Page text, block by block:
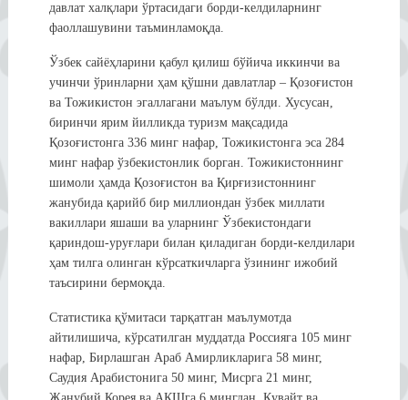
давлат халқлари ўртасидаги борди-келдиларнинг
фаоллашувини таъминламоқда.
Ўзбек сайёҳларини қабул қилиш бўйича иккинчи ва
учинчи ўринларни ҳам қўшни давлатлар – Қозоғистон
ва Тожикистон эгаллагани маълум бўлди. Хусусан,
биринчи ярим йилликда туризм мақсадида
Қозоғистонга 336 минг нафар, Тожикистонга эса 284
минг нафар ўзбекистонлик борган. Тожикистоннинг
шимоли ҳамда Қозоғистон ва Қирғизистоннинг
жанубида қарийб бир миллиондан ўзбек миллати
вакиллари яшаши ва уларнинг Ўзбекистондаги
қариндош-уруғлари билан қиладиган борди-келдилари
ҳам тилга олинган кўрсаткичларга ўзининг ижобий
таъсирини бермоқда.
Статистика қўмитаси тарқатган маълумотда
айтилишича, кўрсатилган муддатда Россияга 105 минг
нафар, Бирлашган Араб Амирликларига 58 минг,
Саудия Арабистонига 50 минг, Мисрга 21 минг,